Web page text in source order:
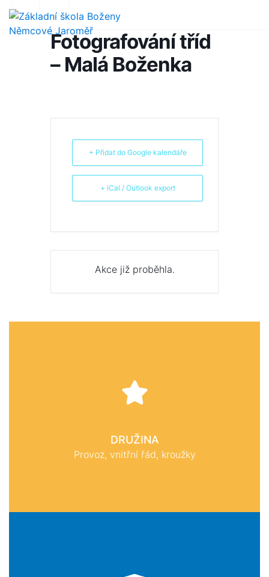
Fotografování tříd
– Malá Boženka
+ Přidat do Google kalendáře
+ iCal / Outlook export
Akce již proběhla.
DRUŽINA
Provoz, vnitřní řád, kroužky